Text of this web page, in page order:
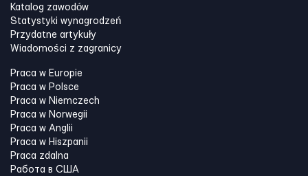
Katalog zawodów
Statystyki wynagrodzeń
Przydatne artykuły
Wiadomości z zagranicy
Praca w Europie
Praca w Polsce
Praca w Niemczech
Praca w Norwegii
Praca w Anglii
Praca w Hiszpanii
Praca zdalna
Работа в США